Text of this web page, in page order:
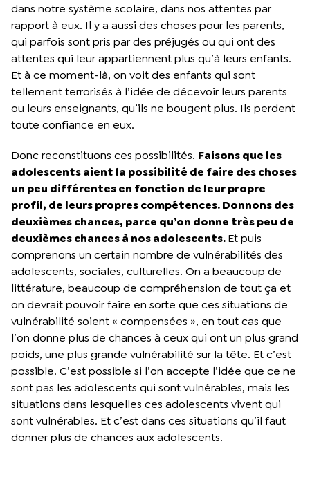
dans notre système scolaire, dans nos attentes par
rapport à eux. Il y a aussi des choses pour les parents,
qui parfois sont pris par des préjugés ou qui ont des
attentes qui leur appartiennent plus qu’à leurs enfants.
Et à ce moment-là, on voit des enfants qui sont
tellement terrorisés à l’idée de décevoir leurs parents
ou leurs enseignants, qu’ils ne bougent plus. Ils perdent
toute confiance en eux.
Donc reconstituons ces possibilités. Faisons que les
adolescents aient la possibilité de faire des choses
un peu différentes en fonction de leur propre
profil, de leurs propres compétences. Donnons des
deuxièmes chances, parce qu’on donne très peu de
deuxièmes chances à nos adolescents.Et puis
comprenons un certain nombre de vulnérabilités des
adolescents, sociales, culturelles. On a beaucoup de
littérature, beaucoup de compréhension de tout ça et
on devrait pouvoir faire en sorte que ces situations de
vulnérabilité soient « compensées », en tout cas que
l’on donne plus de chances à ceux qui ont un plus grand
poids, une plus grande vulnérabilité sur la tête. Et c’est
possible. C’est possible si l’on accepte l’idée que ce ne
sont pas les adolescents qui sont vulnérables, mais les
situations dans lesquelles ces adolescents vivent qui
sont vulnérables. Et c’est dans ces situations qu’il faut
donner plus de chances aux adolescents.